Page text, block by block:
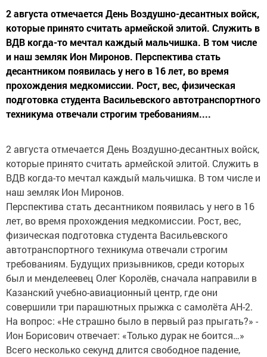
2 августа отмечается День Воздушно-десантных войск,
которые принято считать армейской элитой. Служить в
ВДВ когда-то мечтал каждый мальчишка. В том числе
и наш земляк Ион Миронов. Перспектива стать
десантником появилась у него в 16 лет, во время
прохождения медкомиссии. Рост, вес, физическая
подготовка студента Васильевского автотранспортного
техникума отвечали строгим требованиям....
2 августа отмечается День Воздушно-десантных войск,
которые принято считать армейской элитой. Служить в
ВДВ когда-то мечтал каждый мальчишка. В том числе и
наш земляк Ион Миронов.
Перспектива стать десантником появилась у него в 16
лет, во время прохождения медкомиссии. Рост, вес,
физическая подготовка студента Васильевского
автотранспортного техникума отвечали строгим
требованиям. Будущих призывников, среди которых
был и менделеевец Олег Королёв, сначала направили в
Казанский учебно-авиационный центр, где они
совершили три парашютных прыжка с самолёта АН-2.
На вопрос: «Не страшно было в первый раз прыгать?» -
Ион Борисович отвечает: «Только дурак не боится…»
Всего несколько секунд длится свободное падение,